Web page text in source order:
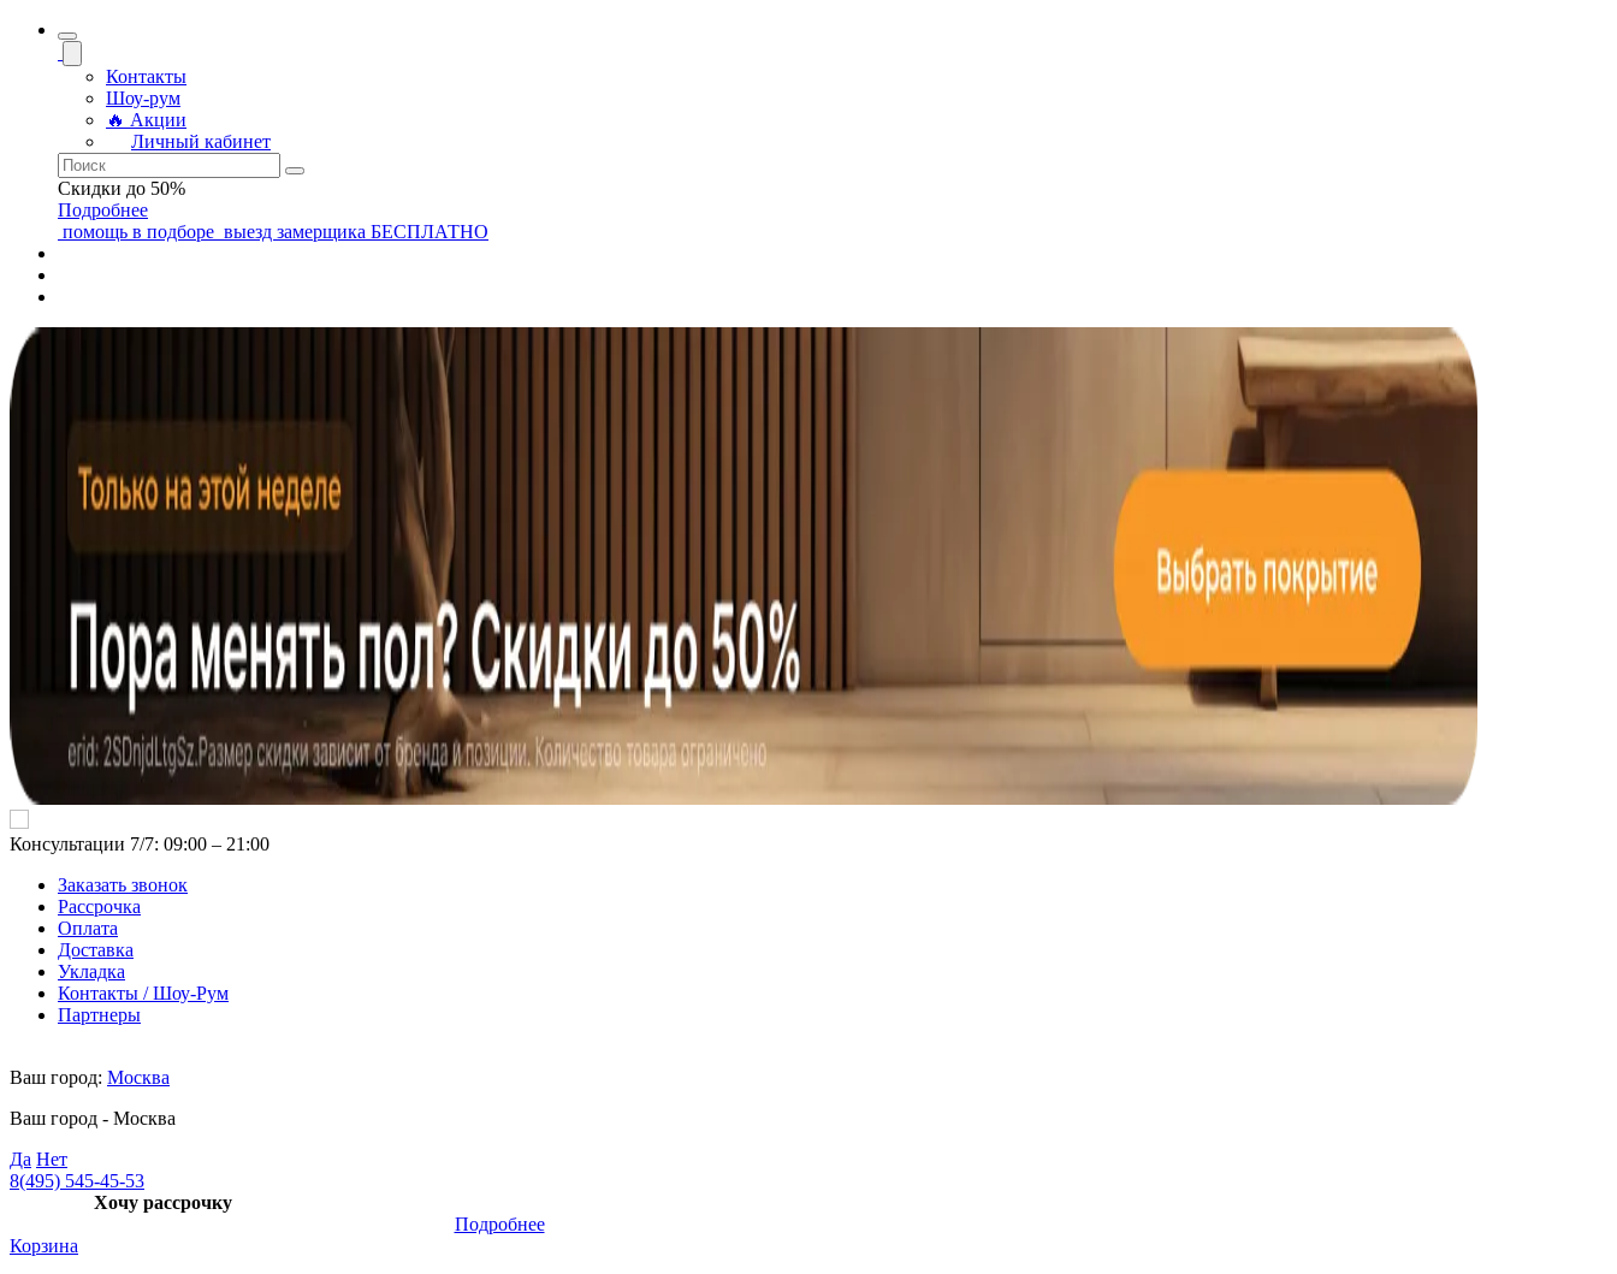
Контакты
Шоу-рум
🔥 Акции
Личный кабинет
Скидки до 50%
Подробнее
помощь в подборе выезд замерщика БЕСПЛАТНО
Консультации 7/7: 09:00 ‒ 21:00
Заказать звонок
Рассрочка
Оплата
Доставка
Укладка
Контакты / Шоу-Рум
Партнеры
Ваш город: Москва
Ваш город - Москва
Да Нет
8(495) 545-45-53
Хочу рассрочку
Подробнее
Корзина